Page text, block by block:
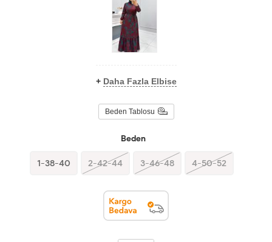
+ Daha Fazla Elbise
Beden Tablosu
Beden
1-38-40 2-42-44 3-46-48 4-50-52